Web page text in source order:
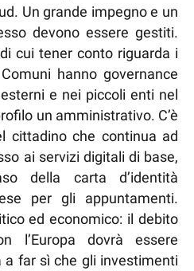
Un grande impegno e un
devono essere gestiti.
cui tener conto riguarda i
hanno governance
e nei piccoli enti nel
un amministrativo. C’è
cittadino che continua ad
ai servizi digitali di base,
della carta d’identità
per gli appuntamenti.
ed economico: il debito
l’Europa dovrà essere
a far sì che gli investimenti